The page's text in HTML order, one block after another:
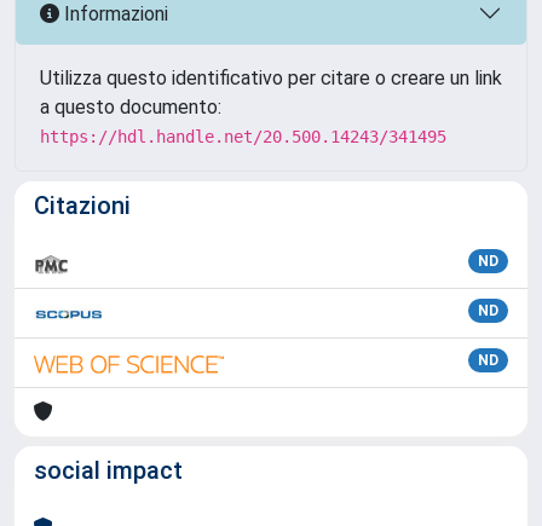
Informazioni
Utilizza questo identificativo per citare o creare un link
a questo documento:
https://hdl.handle.net/20.500.14243/341495
Citazioni
ND
ND
ND
social impact